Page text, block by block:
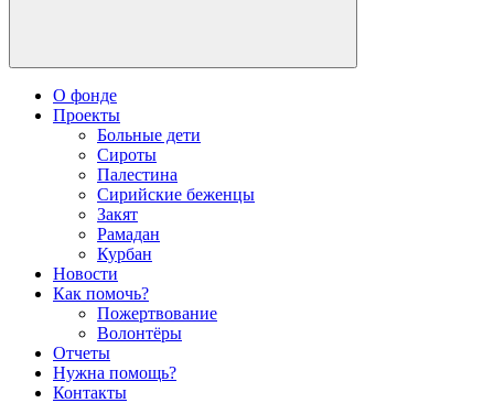
О фонде
Проекты
Больные дети
Сироты
Палестина
Сирийские беженцы
Закят
Рамадан
Курбан
Новости
Как помочь?
Пожертвование
Волонтёры
Отчеты
Нужна помощь?
Контакты